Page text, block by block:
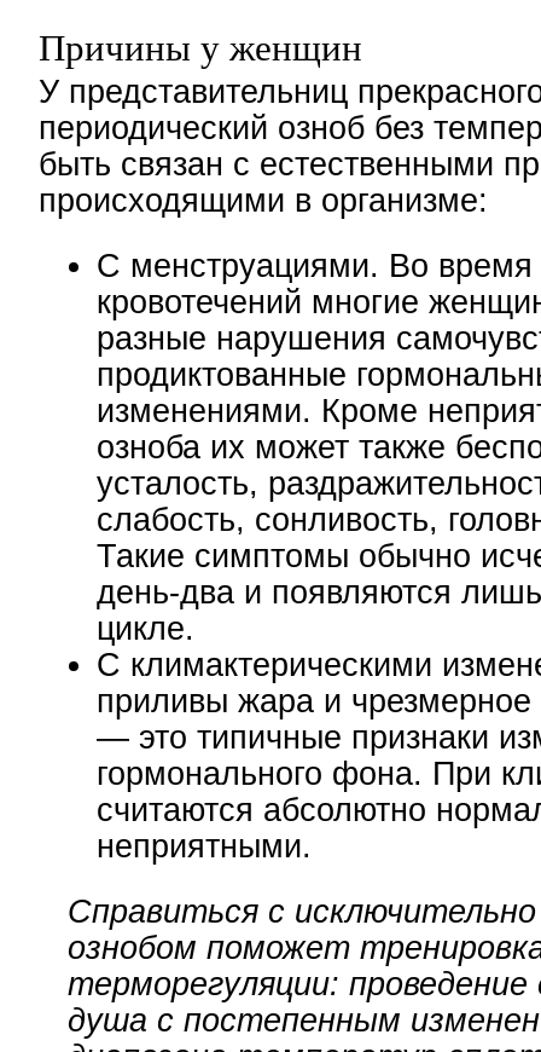
Причины у женщин
У представительниц
периодический озноб без
быть связан с естественными
происходящими в организме:
С менструациями. Во
кровотечений многие
разные нарушения
продиктованные
изменениями. Кроме
озноба их может также
усталость,
слабость, сонливость,
Такие симптомы обычно
день-два и появляются
цикле.
С климактерическими
приливы жара и чрезмерное
— это типичные признаки
гормонального фона. При
считаются абсолютно
неприятными.
Справиться с
ознобом поможет
терморегуляции: проведение
душа с постепенным